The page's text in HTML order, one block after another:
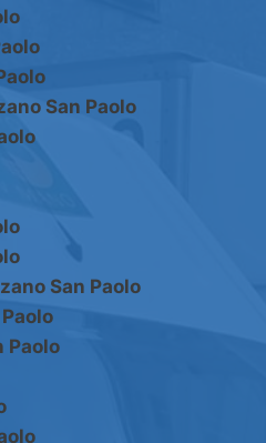
San Paolo
San Paolo
Paolo